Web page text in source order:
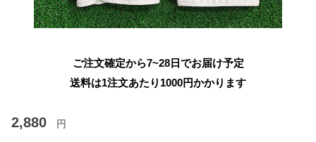
ご注文確定から7~28日でお届け予定
送料は1注文あたり 1000円かかります
2,880 円